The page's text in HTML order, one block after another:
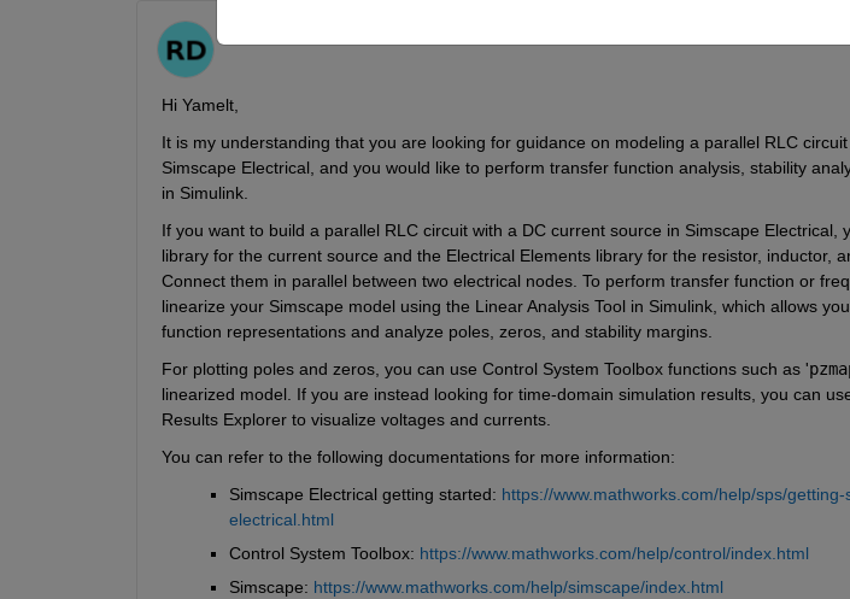
Hi Yamelt,
It is my understanding that you are looking for guidance on modeling a parallel RLC
Simscape Electrical, and you would like to perform transfer function analysis, stability
in Simulink.
If you want to build a parallel RLC circuit with a DC current source in Simscape Electrical,
library for the current source and the Electrical Elements library for the resistor, inductor,
Connect them in parallel between two electrical nodes. To perform transfer function or
linearize your Simscape model using the Linear Analysis Tool in Simulink, which allows
function representations and analyze poles, zeros, and stability margins.
For plotting poles and zeros, you can use Control System Toolbox functions such as '
linearized model. If you are instead looking for time-domain simulation results, you can
Results Explorer to visualize voltages and currents.
You can refer to the following documentations for more information:
Simscape Electrical getting started: https://www.mathworks.com/help/sps/
electrical.html
Control System Toolbox: https://www.mathworks.com/help/control/index.html
Simscape: https://www.mathworks.com/help/simscape/index.html